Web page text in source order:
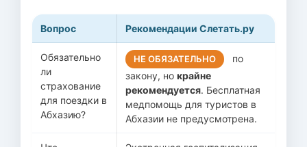
Вопрос Рекомендации Слетать.ру
Обязательно
ли
страхование
для поездки в
Абхазию?
НЕ ОБЯЗАТЕЛЬНО
по
закону, но крайне
рекомендуется. Бесплатная
медпомощь для туристов в
Абхазии не предусмотрена.